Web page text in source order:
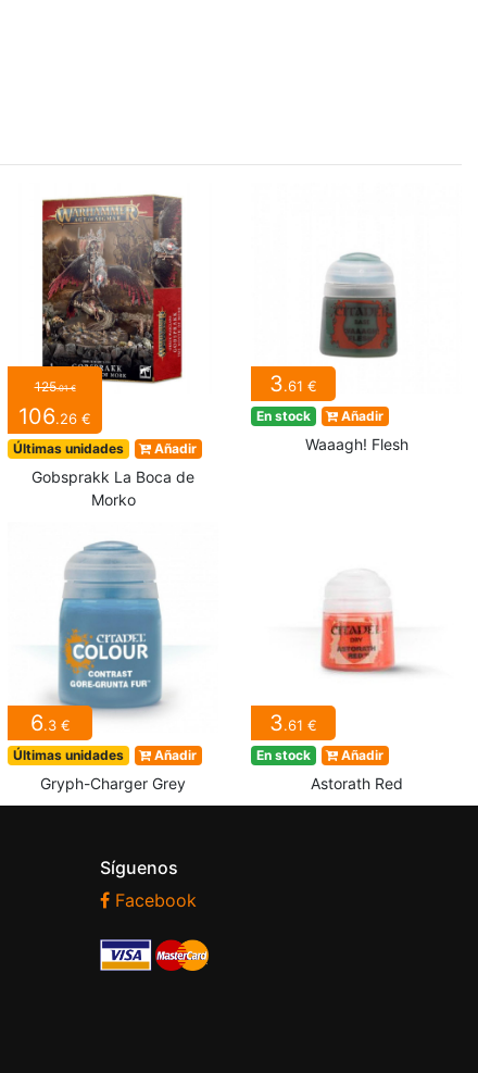
125.01 €
106.26 €
Últimas unidades Añadir
Gobsprakk La Boca de
Morko
3.61 €
En stock Añadir
Waaagh! Flesh
6.3 €
Últimas unidades Añadir
Gryph-Charger Grey
3.61 €
En stock Añadir
Astorath Red
Síguenos
Facebook